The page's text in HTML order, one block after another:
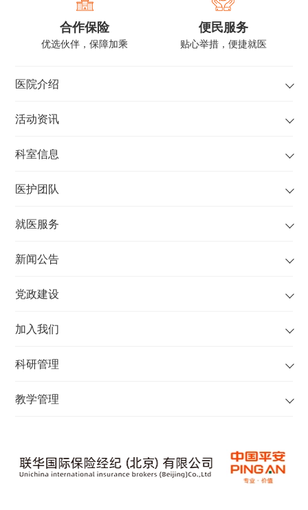
合作保险
优选伙伴，保障加乘
便民服务
贴心举措，便捷就医
医院介绍
活动资讯
科室信息
医护团队
就医服务
新闻公告
党政建设
加入我们
科研管理
教学管理